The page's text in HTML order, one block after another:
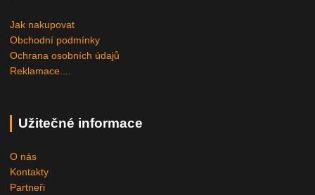
Jak nakupovat
Obchodní podmínky
Ochrana osobních údajů
Reklamace....
Užitečné informace
O nás
Kontakty
Partneři